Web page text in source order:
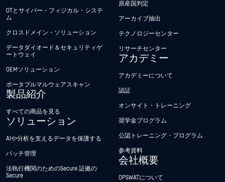
OTとサイバー・フィジカル・システ
ム
クロスドメイン・ソリューション
データダイオード＆セキュリティゲ
ートウェイ
OEMソリューション
ポータブルマルウェアスキャン
製品紹介
すべての商品を見る
ソリューション
AIや分析を支えるデータを保護する
パッチ管理
法執行機関のためのSecure 証拠の
Secure
原産国判定
アーカイブ抽出
テクノロジーセンター
リサーチセンター
アカデミー
アカデミーについて
認証
オンサイト・トレーニング
奨学金プログラム
公認トレーニング・プログラム
参考資料
会社概要
OPSWATについて